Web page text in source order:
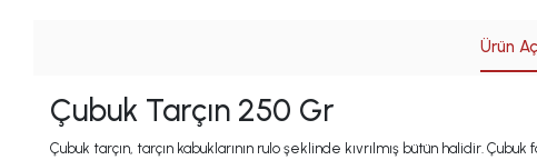
Ürün
Çubuk Tarçın 250 Gr
Çubuk tarçın, tarçın kabuklarının rulo şeklinde kıvrılmış bütün halidir.